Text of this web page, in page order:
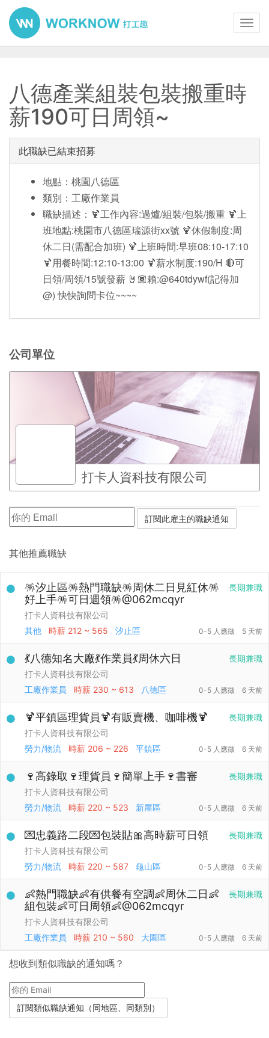
八德產業組裝包裝搬重時
薪190可日周領~
此職缺已結束招募
地點：桃園八德區
類別：工廠作業員
職缺描述：🍹工作內容:過爐/組裝/包裝/搬重 🍹上
班地點:桃園市八德區瑞源街xx號 🍹休假制度:周
休二日(需配合加班) 🍹上班時間:早班08:10-17:10
🍹用餐時間:12:10-13:00 🍹薪水制度:190/H 🔴可
日領/周領/15號發薪 🤘🏾賴:@640tdywf(記得加
@) 快快詢問卡位~~~~
公司單位
打卡人資科技有限公司
其他推薦職缺
長期兼職
🪅汐止區🪅熱門職缺🪅周休二日見紅休🪅
好上手🪅可日週領🪅@062mcqyr
打卡人資科技有限公司
其他
時薪 212 ~ 565 汐止區 0-5 人應徵 5 天前
長期兼職
💃八德知名大廠💃作業員💃周休六日
打卡人資科技有限公司
工廠作業員
時薪 230 ~ 613 八德區 0-5 人應徵 6 天前
長期兼職
🍹平鎮區理貨員🍹有販賣機、咖啡機🍹
打卡人資科技有限公司
勞力/物流
時薪 206 ~ 226 平鎮區 0-5 人應徵 6 天前
長期兼職
🍷高錄取🍷理貨員🍷簡單上手🍷書審
打卡人資科技有限公司
勞力/物流
時薪 220 ~ 523 新屋區 0-5 人應徵 6 天前
長期兼職
💌忠義路二段💌包裝貼🎀高時薪可日領
打卡人資科技有限公司
勞力/物流
時薪 220 ~ 587 龜山區 0-5 人應徵 6 天前
長期兼職
👶熱門職缺👶有供餐有空調👶周休二日👶
組包裝👶可日周領👶@062mcqyr
打卡人資科技有限公司
工廠作業員
時薪 210 ~ 560 大園區 0-5 人應徵 6 天前
想收到類似職缺的通知嗎？